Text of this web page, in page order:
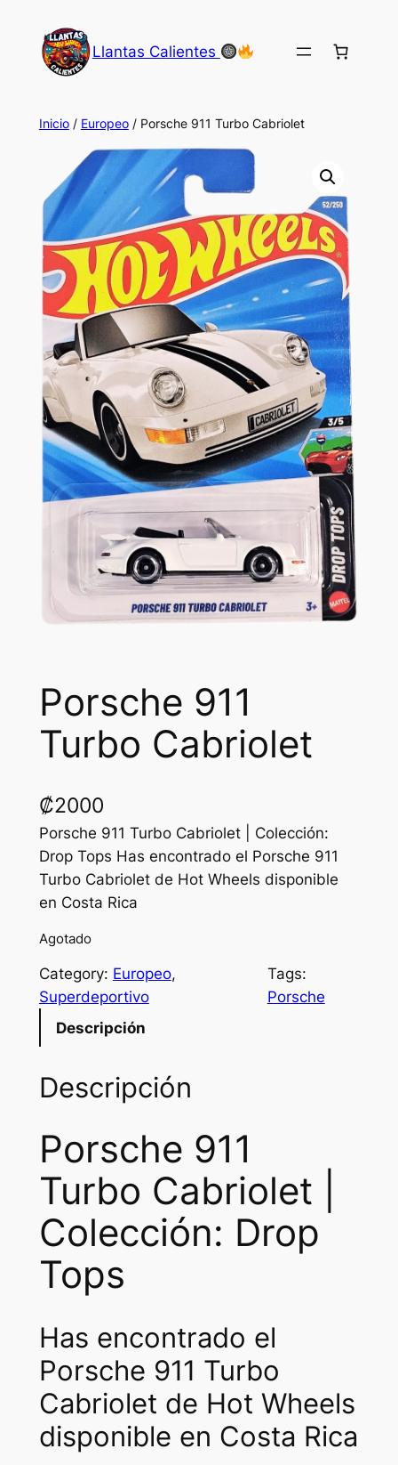
contenido
Llantas Calientes
Inicio/ Europeo/ Porsche 911 Turbo Cabriolet
Porsche 911
Turbo Cabriolet
₡2000
Porsche 911 Turbo Cabriolet | Colección:
Drop Tops Has encontrado el Porsche 911
Turbo Cabriolet de Hot Wheels disponible
en Costa Rica
Agotado
Category: Europeo
Superdeportivo
Tags:
Porsche
Descripción
Descripción
Porsche 911
Turbo Cabriolet |
Colección: Drop
Tops
Has encontrado el
Porsche 911 Turbo
Cabriolet de Hot Wheels
disponible en Costa Rica